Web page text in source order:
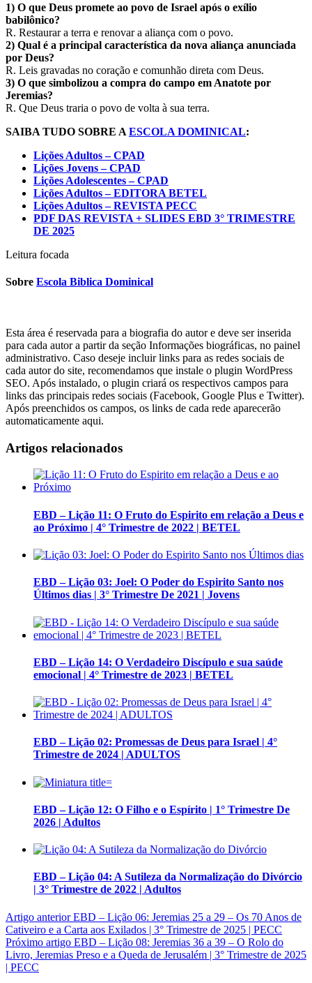
1) O que Deus promete ao povo de Israel após o exílio
babilônico?
R. Restaurar a terra e renovar a aliança com o povo.
2) Qual é a principal característica da nova aliança anunciada
por Deus?
R. Leis gravadas no coração e comunhão direta com Deus.
3) O que simbolizou a compra do campo em Anatote por
Jeremias?
R. Que Deus traria o povo de volta à sua terra.
SAIBA TUDO SOBRE A ESCOLA DOMINICAL:
Lições Adultos – CPAD
Lições Jovens – CPAD
Lições Adolescentes – CPAD
Lições Adultos – EDITORA BETEL
Lições Adultos – REVISTA PECC
PDF DAS REVISTA + SLIDES EBD 3° TRIMESTRE
DE 2025
Leitura focada
Sobre Escola Biblica Dominical
Esta área é reservada para a biografia do autor e deve ser inserida
para cada autor a partir da seção Informações biográficas, no painel
administrativo. Caso deseje incluir links para as redes sociais de
cada autor do site, recomendamos que instale o plugin WordPress
SEO. Após instalado, o plugin criará os respectivos campos para
links das principais redes sociais (Facebook, Google Plus e Twitter).
Após preenchidos os campos, os links de cada rede aparecerão
automaticamente aqui.
Artigos relacionados
EBD – Lição 11: O Fruto do Espirito em relação a Deus e
ao Próximo | 4° Trimestre de 2022 | BETEL
EBD – Lição 03: Joel: O Poder do Espirito Santo nos
Últimos dias | 3° Trimestre De 2021 | Jovens
EBD – Lição 14: O Verdadeiro Discípulo e sua saúde
emocional | 4° Trimestre de 2023 | BETEL
EBD – Lição 02: Promessas de Deus para Israel | 4°
Trimestre de 2024 | ADULTOS
EBD – Lição 12: O Filho e o Espírito | 1° Trimestre De
2026 | Adultos
EBD – Lição 04: A Sutileza da Normalização do Divórcio
| 3° Trimestre de 2022 | Adultos
Artigo anteriorEBD – Lição 06: Jeremias 25 a 29 – Os 70 Anos de
Cativeiro e a Carta aos Exilados | 3° Trimestre de 2025 | PECC
Próximo artigo EBD – Lição 08: Jeremias 36 a 39 – O Rolo do
Livro, Jeremias Preso e a Queda de Jerusalém | 3° Trimestre de 2025
| PECC